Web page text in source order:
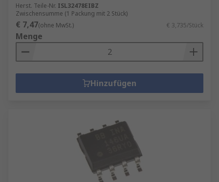
Herst. Teile-Nr. ISL32478EIBZ
Zwischensumme (1 Packung mit 2 Stück)
€ 7,47(ohne MwSt.) € 3,735/Stück
Menge
Hinzufügen